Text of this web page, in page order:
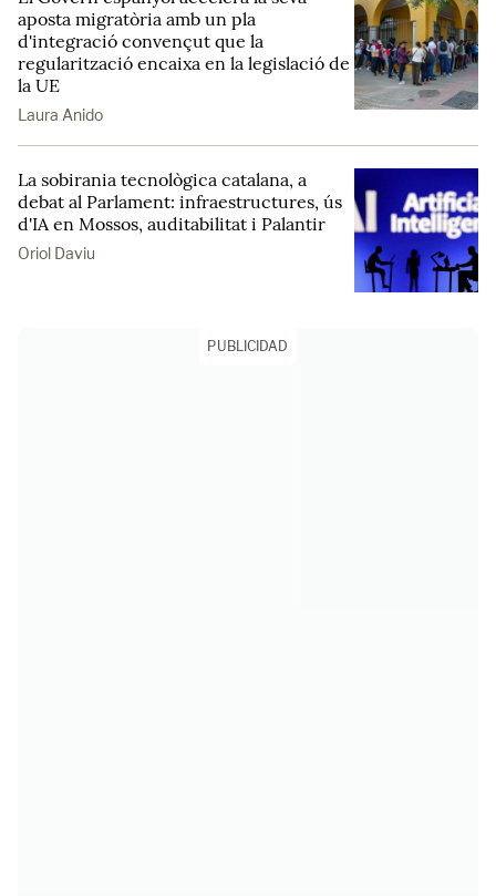
aposta migratòria amb un pla
d'integració convençut que la
regularització encaixa en la legislació de
la UE
Laura Anido
La sobirania tecnològica catalana, a
debat al Parlament: infraestructures, ús
d'IA en Mossos, auditabilitat i Palantir
Oriol Daviu
PUBLICIDAD